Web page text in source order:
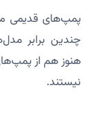
پمپ‌های قدیمی
چندین برابر
نیستند.